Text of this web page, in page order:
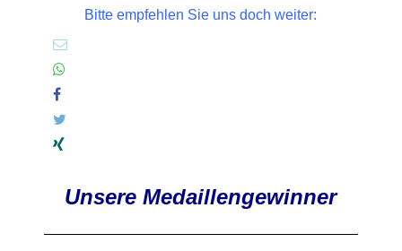
Bitte empfehlen Sie uns doch weiter:
Unsere Medaillengewinner